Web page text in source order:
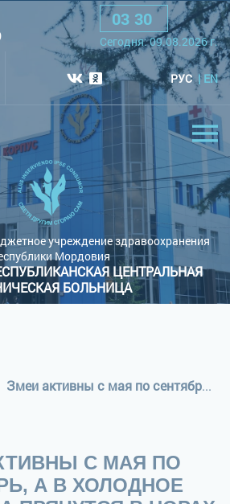
Черная схема
03 30
Cегодня:09.08.2026г.
РУС EN
учреждение здравоохранения
Мордовия
ЦЕНТРАЛЬНАЯ
БОЛЬНИЦА
Змеи активны с мая по сентябрь, а в холодное время года прячутся в норах животных
С МАЯ ПО
А В ХОЛОДНОЕ